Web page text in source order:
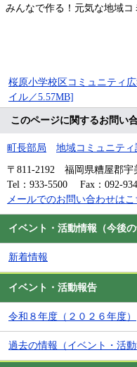
イベント・活動情報（今後の
新着情報
イベント・活動報告
令和８年度（２０２６年度）
過去の情報（イベント・活動
みんなで作る！元気な地域コ
桜原小学校区コミュニティ
イル／5.57MB]
このページに関するお問い
町長部局 地域コミュニティ
〒811-2192
福岡県糟屋郡宇
Tel：933-5500
Fax：092-
メールでのお問い合わせはこ